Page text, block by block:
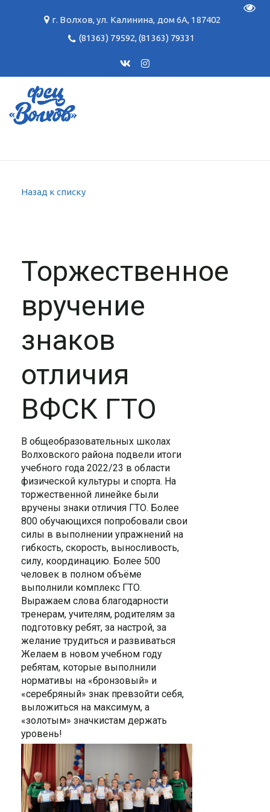
г. Волхов,ул. Калинина, дом 6А, 187402
(81363) 79592,(81363) 79331
Назад к списку
Торжественное
вручение
знаков
отличия
ВФСК ГТО
В общеобразовательных школах
Волховского района подвели итоги
учебного года 2022/23 в области
физической культуры и спорта. На
торжественной линейке были
вручены знаки отличия ГТО. Более
800 обучающихся попробовали свои
силы в выполнении упражнений на
гибкость, скорость, выносливость,
силу, координацию. Более 500
человек в полном объёме
выполнили комплекс ГТО.
Выражаем слова благодарности
тренерам, учителям, родителям за
подготовку ребят, за настрой, за
желание трудиться и развиваться
Желаем в новом учебном году
ребятам, которые выполнили
нормативы на «бронзовый» и
«серебряный» знак превзойти себя,
выложиться на максимум, а
«золотым» значкистам держать
уровень!